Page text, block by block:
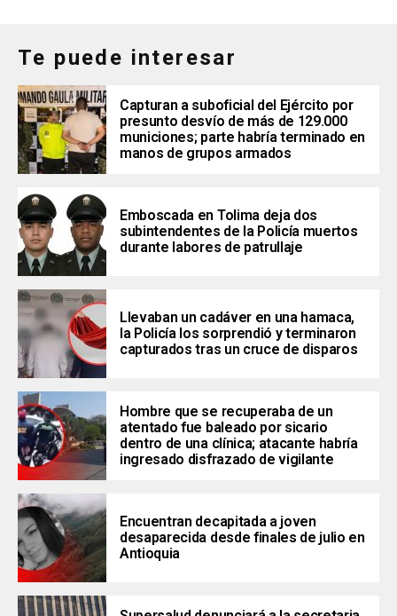
Te puede interesar
Capturan a suboficial del Ejército por
presunto desvío de más de 129.000
municiones; parte habría terminado en
manos de grupos armados
Emboscada en Tolima deja dos
subintendentes de la Policía muertos
durante labores de patrullaje
Llevaban un cadáver en una hamaca,
la Policía los sorprendió y terminaron
capturados tras un cruce de disparos
Hombre que se recuperaba de un
atentado fue baleado por sicario
dentro de una clínica; atacante habría
ingresado disfrazado de vigilante
Encuentran decapitada a joven
desaparecida desde finales de julio en
Antioquia